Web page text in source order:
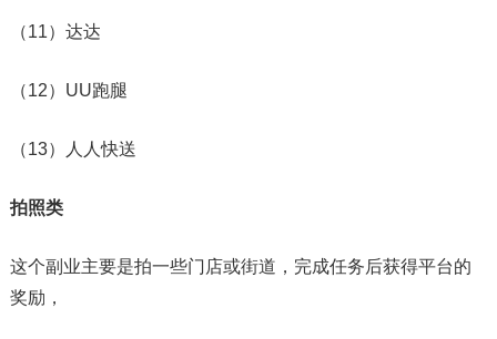
（11）达达
（12）UU跑腿
（13）人人快送
拍照类
这个副业主要是拍一些门店或街道，完成任务后获得平台的
奖励，